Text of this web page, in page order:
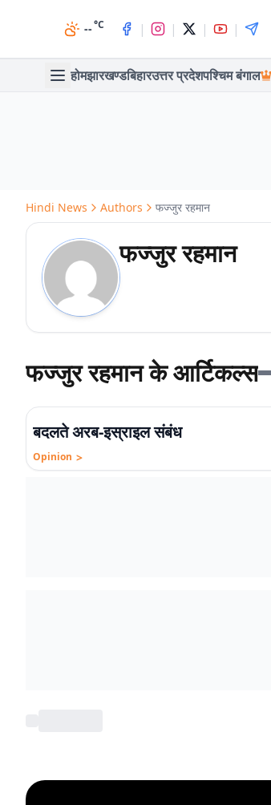
--°C | | | |
होमझारखण्डबिहारउत्तर प्रदेशपश्चिम बंगाल
Hindi News Authors फज्जुर रहमान
फज्जुर रहमान
फज्जुर रहमान के आर्टिकल्स
बदलते अरब-इस्राइल संबंध
Opinion >